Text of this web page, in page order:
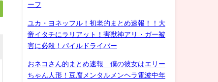
ーフ
ユカ・ヨネッフル！初老的まとめ速報！！大
帝イタチにラリアット！害獣神アリ・ガー被
害に必殺！パイルドライバー
おネコさん的まとめ速報 僕の彼女はエリー
ちゃん人形！豆腐メンタルメンヘラ電波中年